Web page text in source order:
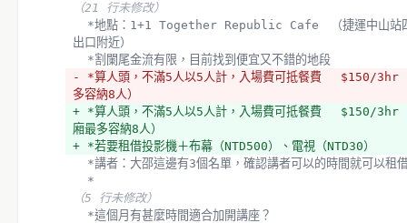
+ 這個月有甚麼時間適合加開講座？
+ 決議
+ *需要和講者溝通，精神要與罷免相關
+ *主持或是參與者有罷免相關經驗，能切入罷免議題
+ *與民權相關的議題也可納入
+ *水牛人文空間是免費的（新埔捷運站）
  *二募品宣傳
  *KC：對不起大家，我開始處理了
+ *蔡哥：傳照片設定成HD
（21 行未修改）
出口附近）
  *割闌尾金流有限，目前找到便宜又不錯的地段
- *算人頭，不滿5人以5人計，入場費可抵餐費　 $150/3hr
多容納8人）
+ *算人頭，不滿5人以5人計，入場費可抵餐費　 $150/3hr
廂最多容納8人）
+ *若要租借投影機＋布幕（NTD500）、電視（NTD30）
*講者：大邵這邊有3個名單，確認講者可以的時間就可以租
  *
（5 行未修改）
  *這個月有甚麼時間適合加開講座？